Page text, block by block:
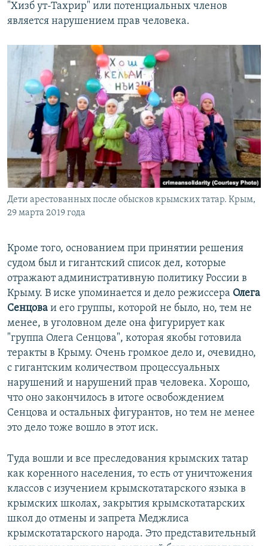
"Хизб ут-Тахрир" или потенциальных членов
является нарушением прав человека.
Дети арестованных после обысков крымских татар. Крым,
29 марта 2019 года
Кроме того, основанием при принятии решения
судом был и гигантский список дел, которые
отражают административную политику России в
Крыму. В иске упоминается и дело режиссера Олега
Сенцова и его группы, которой не было, но, тем не
менее, в уголовном деле она фигурирует как
"группа Олега Сенцова", которая якобы готовила
теракты в Крыму. Очень громкое дело и, очевидно,
с гигантским количеством процессуальных
нарушений и нарушений прав человека. Хорошо,
что оно закончилось в итоге освобождением
Сенцова и остальных фигурантов, но тем не менее
это дело тоже вошло в этот иск.
Туда вошли и все преследования крымских татар
как коренного населения, то есть от уничтожения
классов с изучением крымскотатарского языка в
крымских школах, закрытия крымскотатарских
школ до отмены и запрета Меджлиса
крымскотатарского народа. Это представительный